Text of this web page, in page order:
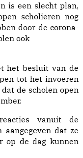
is een slecht plan,
scholieren nog
door de corona-
ook
het besluit van de
tot het invoeren
de scholen open
vanuit de
dat ze
op de dag kunnen